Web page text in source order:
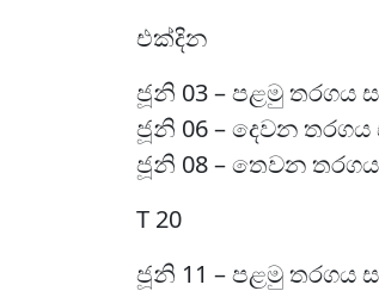
එක්දින
ජූනි 03 – පළමු තරගය
ජූනි 06 – දෙවන තරගය
ජූනි 08 – තෙවන
T 20
ජූනි 11 – පළමු තරගය